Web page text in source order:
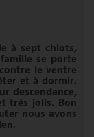
à sept chiots,
se porte
le ventre
et à dormir.
descendance,
trés jolis. Bon
nous avons